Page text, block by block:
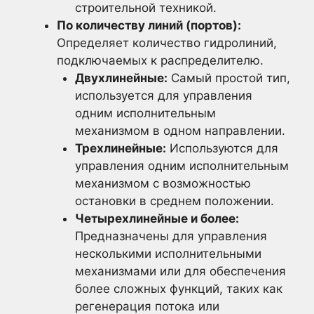
строительной техникой.
По количеству линий (портов):
Определяет количество гидролиний,
подключаемых к распределителю.
Двухлинейные: Самый простой тип,
используется для управления
одним исполнительным
механизмом в одном направлении.
Трехлинейные: Используются для
управления одним исполнительным
механизмом с возможностью
остановки в среднем положении.
Четырехлинейные и более:
Предназначены для управления
несколькими исполнительными
механизмами или для обеспечения
более сложных функций, таких как
регенерация потока или